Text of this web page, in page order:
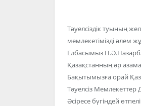
Тәуелсіздік туының
мемлекетімізді әлем
Елбасымыз
Қазақстанның әр
Бақытымызға орай
Тәуелсіз Мемлекеттер
Әсіресе бүгіндей